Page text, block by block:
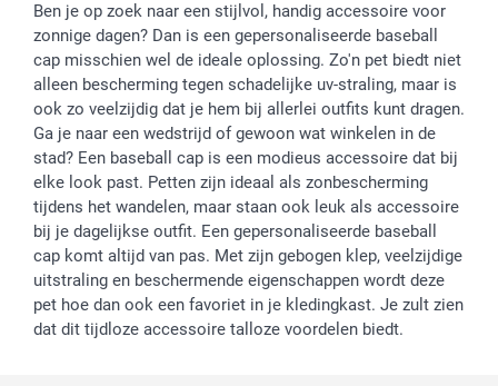
Reviews
Prijslijst
Investor Relations
service@smartphoto.nl
Affiliate partnerprogramma
Partnerships
Influencer partnerprogramma
Huwelijk
Ben je op zoek naar een stijlvol, handig accessoire voor
zonnige dagen? Dan is een gepersonaliseerde baseball
cap misschien wel de ideale oplossing. Zo'n pet biedt niet
alleen bescherming tegen schadelijke uv-straling, maar is
ook zo veelzijdig dat je hem bij allerlei outfits kunt dragen.
Ga je naar een wedstrijd of gewoon wat winkelen in de
stad? Een baseball cap is een modieus accessoire dat bij
elke look past. Petten zijn ideaal als zonbescherming
tijdens het wandelen, maar staan ook leuk als accessoire
bij je dagelijkse outfit. Een gepersonaliseerde baseball
cap komt altijd van pas. Met zijn gebogen klep, veelzijdige
uitstraling en beschermende eigenschappen wordt deze
pet hoe dan ook een favoriet in je kledingkast. Je zult zien
dat dit tijdloze accessoire talloze voordelen biedt.